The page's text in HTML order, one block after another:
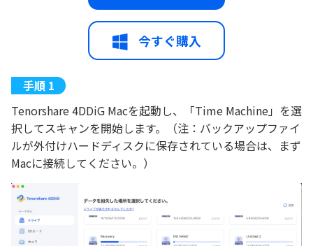
今すぐ購入
Tenorshare 4DDiG Macを起動し、「Time Machine」を選
択してスキャンを開始します。（注：バックアップファイ
ルが外付けハードディスクに保存されている場合は、まず
Macに接続してください。）